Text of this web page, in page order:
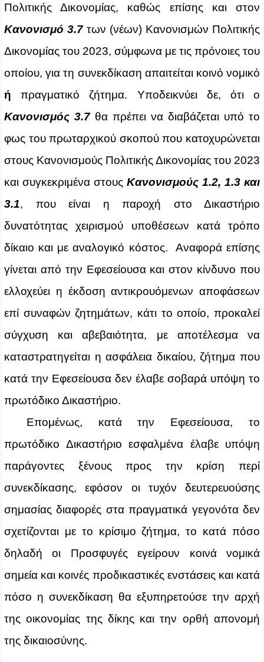
Πολιτικής Δικονομίας, καθώς επίσης και στον
Κανονισμό 3.7των (νέων) Κανονισμών Πολιτικής
Δικονομίας του 2023, σύμφωνα με τις πρόνοιες του
οποίου, για τη συνεκδίκαση απαιτείται κοινό νομικό
ή πραγματικό ζήτημα. Υποδεικνύει δε, ότι ο
Κανονισμός 3.7θα πρέπει να διαβάζεται υπό το
φως του πρωταρχικού σκοπού που κατοχυρώνεται
στους Κανονισμούς Πολιτικής Δικονομίας του 2023
και συγκεκριμένα στους Κανονισμούς 1.2, 1.3 και
3.1, που είναι η παροχή στο Δικαστήριο
δυνατότητας χειρισμού υποθέσεων κατά τρόπο
δίκαιο και με αναλογικό κόστος. Αναφορά επίσης
γίνεται από την Εφεσείουσα και στον κίνδυνο που
ελλοχεύει η έκδοση αντικρουόμενων αποφάσεων
επί συναφών ζητημάτων, κάτι το οποίο, προκαλεί
σύγχυση και αβεβαιότητα, με αποτέλεσμα να
καταστρατηγείται η ασφάλεια δικαίου, ζήτημα που
κατά την Εφεσείουσα δεν έλαβε σοβαρά υπόψη το
πρωτόδικο Δικαστήριο.
Επομένως, κατά την Εφεσείουσα, το
πρωτόδικο Δικαστήριο εσφαλμένα έλαβε υπόψη
παράγοντες ξένους προς την κρίση περί
συνεκδίκασης, εφόσον οι τυχόν δευτερευούσης
σημασίας διαφορές στα πραγματικά γεγονότα δεν
σχετίζονται με το κρίσιμο ζήτημα, το κατά πόσο
δηλαδή οι Προσφυγές εγείρουν κοινά νομικά
σημεία και κοινές προδικαστικές ενστάσεις και κατά
πόσο η συνεκδίκαση θα εξυπηρετούσε την αρχή
της οικονομίας της δίκης και την ορθή απονομή
της δικαιοσύνης.